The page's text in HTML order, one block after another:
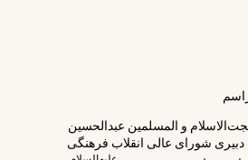
و المسلمین عبدالحسین
شورای عالی انقلاب فرهنگی